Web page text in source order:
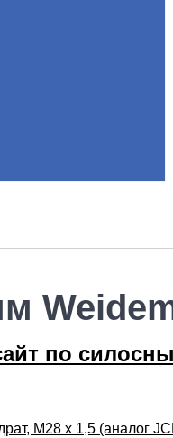
по
М28 х 1,5 (аналог